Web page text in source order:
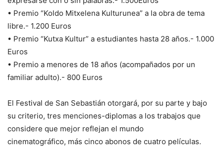
• Premio “Koldo Mitxelena Kulturunea” a la obra de tema
libre.- 1.200 Euros
• Premio “Kutxa Kultur” a estudiantes hasta 28 años.- 1.000
Euros
• Premio a menores de 18 años (acompañados por un
familiar adulto).- 800 Euros
El Festival de San Sebastián otorgará, por su parte y bajo
su criterio, tres menciones-diplomas a los trabajos que
considere que mejor reflejan el mundo
cinematográfico, más cinco abonos de cuatro películas.